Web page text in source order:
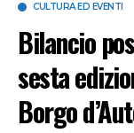
CULTURA ED EVENTI
Bilancio
sesta
Borgo